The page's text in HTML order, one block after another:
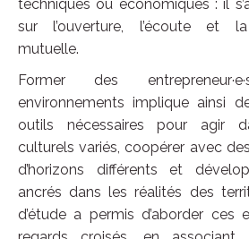
techniques ou économiques : il
sur l’ouverture, l’écoute et la
mutuelle.
Former des
environnements implique ainsi
outils nécessaires pour agir
culturels variés, coopérer avec
d’horizons différents et
ancrés dans les réalités des
d’étude a permis d’aborder ces